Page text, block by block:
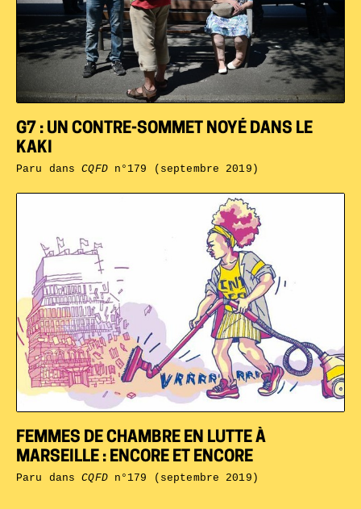
FEMMES DE CHAMBRE EN LUTTE À
MARSEILLE : ENCORE ET ENCORE
Paru dansCQFDn°179 (septembre 2019)
G7 : UN CONTRE-SOMMET NOYÉ DANS LE
KAKI
Paru dansCQFDn°179 (septembre 2019)